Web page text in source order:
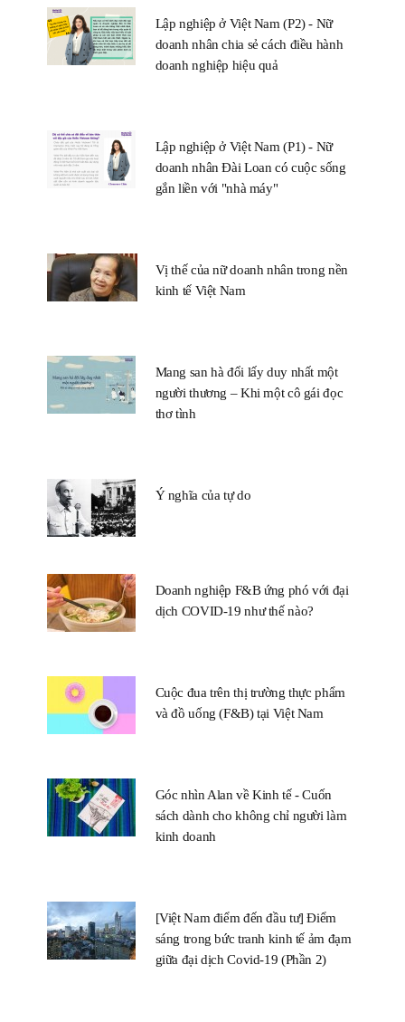
Lập nghiệp ở Việt Nam (P2) - Nữ
doanh nhân chia sẻ cách điều hành
doanh nghiệp hiệu quả
Lập nghiệp ở Việt Nam (P1) - Nữ
doanh nhân Đài Loan có cuộc sống
gắn liền với "nhà máy"
Vị thế của nữ doanh nhân trong nền
kinh tế Việt Nam
Mang san hà đổi lấy duy nhất một
người thương – Khi một cô gái đọc
thơ tình
Ý nghĩa của tự do
Doanh nghiệp F&B ứng phó với đại
dịch COVID-19 như thế nào?
Cuộc đua trên thị trường thực phẩm
và đồ uống (F&B) tại Việt Nam
Góc nhìn Alan về Kinh tế - Cuốn
sách dành cho không chỉ người làm
kinh doanh
[Việt Nam điểm đến đầu tư] Điểm
sáng trong bức tranh kinh tế ảm đạm
giữa đại dịch Covid-19 (Phần 2)